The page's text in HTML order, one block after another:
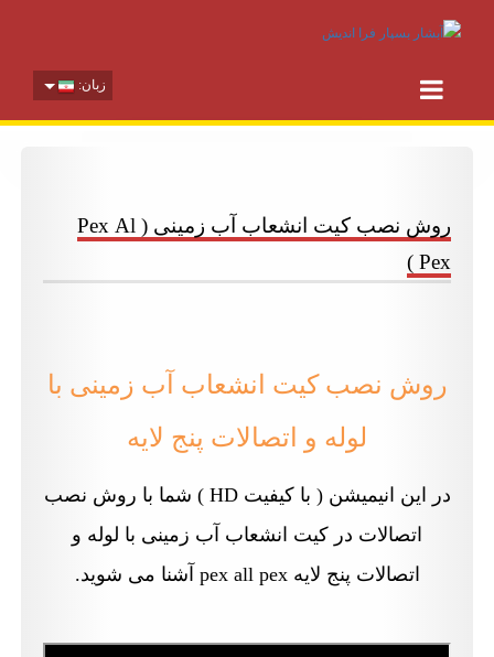
زبان:
روش نصب کیت انشعاب آب زمینی ( Pex Al
Pex )
روش نصب کیت انشعاب آب زمینی با
لوله و اتصالات پنج لایه
در این انیمیشن ( با کیفیت HD ) شما با روش نصب
اتصالات در کیت انشعاب آب زمینی با لوله و
اتصالات پنج لایه pex all pex آشنا می شوید.